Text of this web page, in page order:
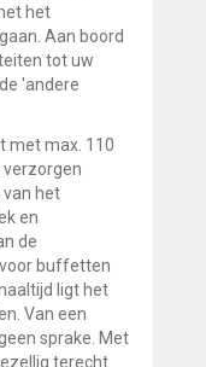
het
Aan boord
tot uw
'andere
met max. 110
het
en
de
buffetten
ligt het
Van een
sprake. Met
terecht